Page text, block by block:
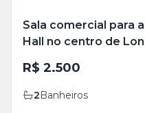
Sala comercial para
Hall no centro de
R$ 2.500
2Banheiros